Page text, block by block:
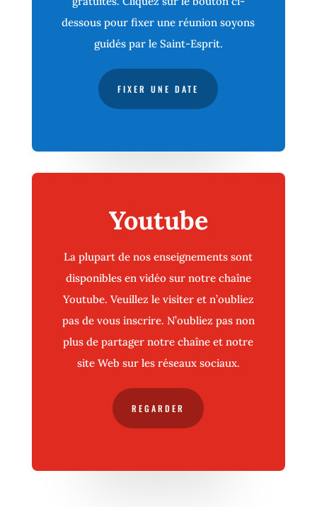
dessous pour fixer une réunion soyons
guidés par le Saint-Esprit.
FIXER UNE DATE
Youtube
La plupart de nos enseignements sont
disponibles en vidéo sur notre chaîne
Youtube. Veuillez le visiter et n’oubliez
pas de vous inscrire. N’oubliez pas non
plus de partager notre chaîne et notre
site Web sur les réseaux sociaux.
REGARDER